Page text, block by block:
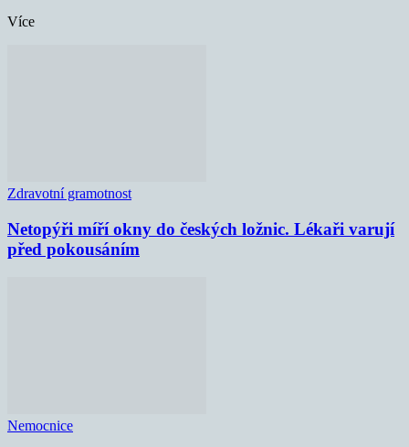
Více
Zdravotní gramotnost
Netopýři míří okny do českých ložnic. Lékaři varují
před pokousáním
Nemocnice